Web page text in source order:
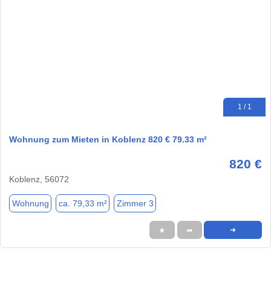
1 / 1
Wohnung zum Mieten in Koblenz 820 € 79.33 m²
820 €
Koblenz, 56072
Wohnung ca. 79,33 m² Zimmer 3
★ ➦ ➜